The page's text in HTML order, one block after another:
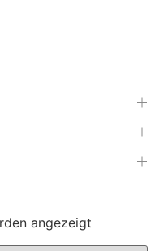
angezeigt